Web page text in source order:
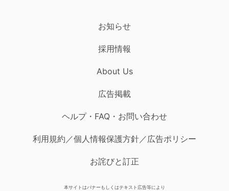
お知らせ
採用情報
About Us
広告掲載
ヘルプ・FAQ・お問い合わせ
利用規約／個人情報保護方針／広告ポリシー
お詫びと訂正
本サイトはバナーもしくはテキスト広告等により